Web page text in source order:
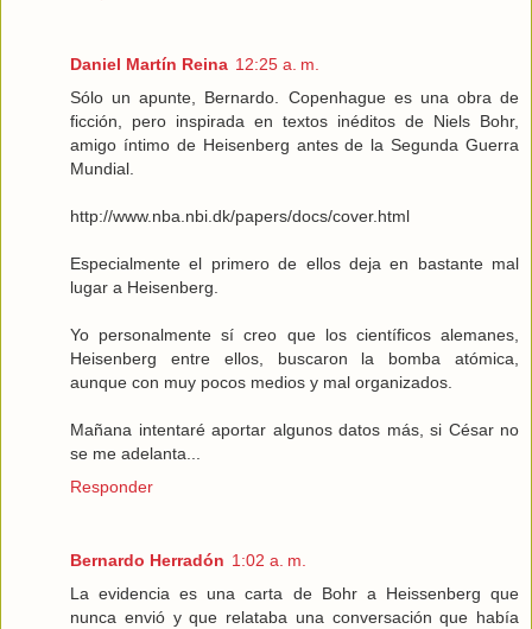
Daniel Martín Reina 12:25 a. m.
Sólo un apunte, Bernardo. Copenhague es una obra de
ficción, pero inspirada en textos inéditos de Niels Bohr,
amigo íntimo de Heisenberg antes de la Segunda Guerra
Mundial.
http://www.nba.nbi.dk/papers/docs/cover.html
Especialmente el primero de ellos deja en bastante mal
lugar a Heisenberg.
Yo personalmente sí creo que los científicos alemanes,
Heisenberg entre ellos, buscaron la bomba atómica,
aunque con muy pocos medios y mal organizados.
Mañana intentaré aportar algunos datos más, si César no
se me adelanta...
Responder
Bernardo Herradón 1:02 a. m.
La evidencia es una carta de Bohr a Heissenberg que
nunca envió y que relataba una conversación que había